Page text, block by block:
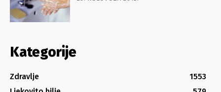
Kategorije
Zdravlje
1553